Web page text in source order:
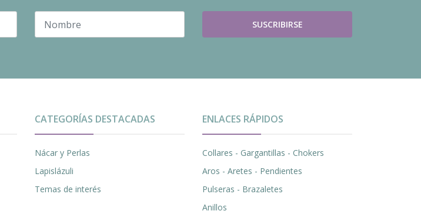
SUSCRIBIRSE
CATEGORÍAS DESTACADAS
Nácar y Perlas
Lapislázuli
Temas de interés
ENLACES RÁPIDOS
Collares - Gargantillas - Chokers
Aros - Aretes - Pendientes
Pulseras - Brazaletes
Anillos